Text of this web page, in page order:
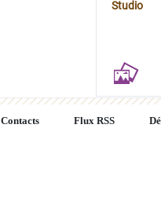
Studio
Contacts Flux RSS